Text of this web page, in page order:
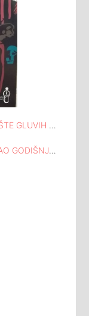
ODIGRANA PREDSTAVA “POZORIŠTE GLUVIH – DEMOKRATIJA NA NAŠ NAČIN” U ORGANIZACIJI UDRUŽENJA KAS BANJA LUKA
GALERIJI PORTRETA TUZLA